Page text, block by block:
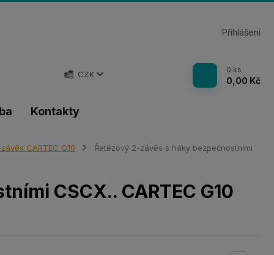
Kontakty
CZK
Přihlášení
0 ks
0,00 Kč
CARTEC G10
Řetězový 2-závěs s háky bezpečnostními
CSCX.. CARTEC G10